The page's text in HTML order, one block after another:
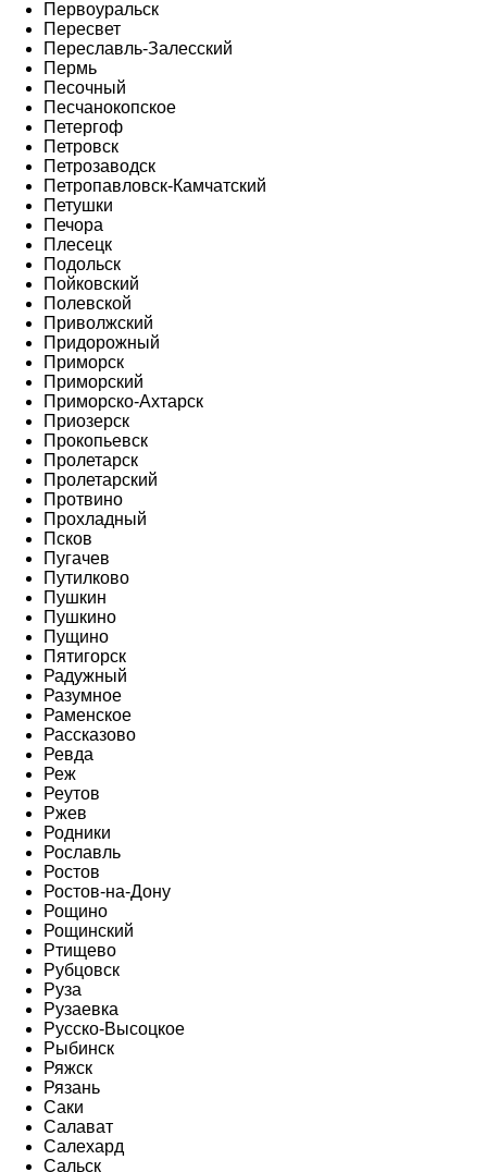
Первоуральск
Пересвет
Переславль-Залесский
Пермь
Песочный
Песчанокопское
Петергоф
Петровск
Петрозаводск
Петропавловск-Камчатский
Петушки
Печора
Плесецк
Подольск
Пойковский
Полевской
Приволжский
Придорожный
Приморск
Приморский
Приморско-Ахтарск
Приозерск
Прокопьевск
Пролетарск
Пролетарский
Протвино
Прохладный
Псков
Пугачев
Путилково
Пушкин
Пушкино
Пущино
Пятигорск
Радужный
Разумное
Раменское
Рассказово
Ревда
Реж
Реутов
Ржев
Родники
Рославль
Ростов
Ростов-на-Дону
Рощино
Рощинский
Ртищево
Рубцовск
Руза
Рузаевка
Русско-Высоцкое
Рыбинск
Ряжск
Рязань
Саки
Салават
Салехард
Сальск